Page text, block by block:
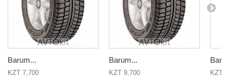
Barum...
KZT 7,700
Barum...
KZT 9,700 KZT